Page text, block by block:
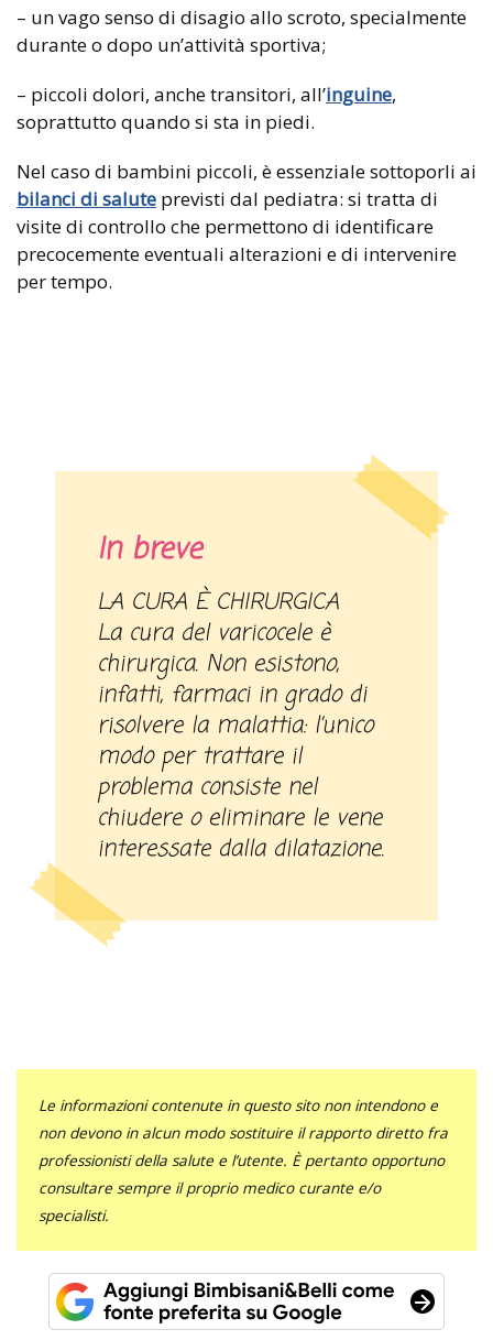
– un vago senso di disagio allo scroto, specialmente
durante o dopo un’attività sportiva;
– piccoli dolori, anche transitori, all’inguine,
soprattutto quando si sta in piedi.
Nel caso di bambini piccoli, è essenziale sottoporli ai
bilanci di salute previsti dal pediatra: si tratta di
visite di controllo che permettono di identificare
precocemente eventuali alterazioni e di intervenire
per tempo.
In breve
LA CURA È CHIRURGICA
La cura del varicocele è
chirurgica. Non esistono,
infatti, farmaci in grado di
risolvere la malattia: l’unico
modo per trattare il
problema consiste nel
chiudere o eliminare le vene
interessate dalla dilatazione.
Le informazioni contenute in questo sito non intendono e
non devono in alcun modo sostituire il rapporto diretto fra
professionisti della salute e l’utente. È pertanto opportuno
consultare sempre il proprio medico curante e/o
specialisti.